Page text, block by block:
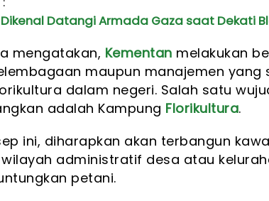
Datangi Armada Gaza saat Dekati
mengatakan, Kementan melakukan
maupun manajemen yang
dalam negeri. Salah satu
adalah Kampung Florikultura.
ini, diharapkan akan terbangun
administratif desa atau
petani.